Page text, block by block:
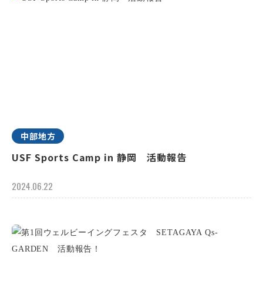
中部地方
USF Sports Camp in 静岡 活動報告
2024.06.22